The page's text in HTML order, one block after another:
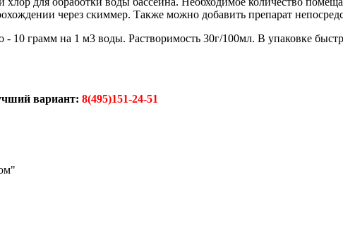
через скиммер. Также можно добавить препарат
- 10 грамм на 1 м3 воды. Растворимость 30г/100мл. В упаковке
вариант: 8(495)151-24-51